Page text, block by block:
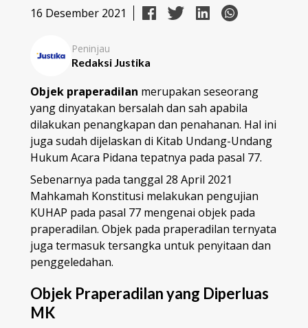
16 Desember 2021
Peninjau
Redaksi Justika
Objek praperadilan merupakan seseorang
yang dinyatakan bersalah dan sah apabila
dilakukan penangkapan dan penahanan. Hal ini
juga sudah dijelaskan di Kitab Undang-Undang
Hukum Acara Pidana tepatnya pada pasal 77.
Sebenarnya pada tanggal 28 April 2021
Mahkamah Konstitusi melakukan pengujian
KUHAP pada pasal 77 mengenai objek pada
praperadilan. Objek pada praperadilan ternyata
juga termasuk tersangka untuk penyitaan dan
penggeledahan.
Objek Praperadilan yang Diperluas
MK